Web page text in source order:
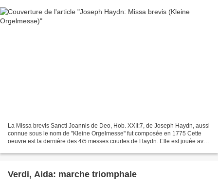
La Missa brevis Sancti Joannis de Deo, Hob. XXII:7, de Joseph Haydn, aussi
connue sous le nom de "Kleine Orgelmesse" fut composée en 1775 Cette
oeuvre est la dernière des 4/5 messes courtes de Haydn. Elle est jouée avec
Verdi, Aida: marche triomphale